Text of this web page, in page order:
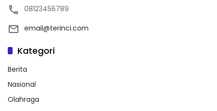
08123456789
email@terinci.com
Kategori
Berita
Nasional
Olahraga